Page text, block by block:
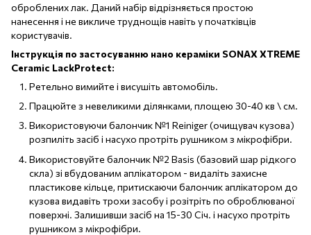
оброблених лак. Даний набір відрізняється простою
нанесення і не викличе труднощів навіть у початківців
користувачів.
Інструкція по застосуванню нано кераміки SONAX XTREME
Ceramic LackProtect:
Ретельно вимийте і висушіть автомобіль.
Працюйте з невеликими ділянками, площею 30-40 кв \ см.
Використовуючи балончик №1 Reiniger (очищувач кузова)
розпиліть засіб і насухо протріть рушником з мікрофібри.
Використовуйте балончик №2 Basis (базовий шар рідкого
скла) зі вбудованим аплікатором - видаліть захисне
пластикове кільце, притискаючи балончик аплікатором до
кузова видавіть трохи засобу і розітріть по оброблюваної
поверхні. Залишивши засіб на 15-30 Січ. і насухо протріть
рушником з мікрофібри.